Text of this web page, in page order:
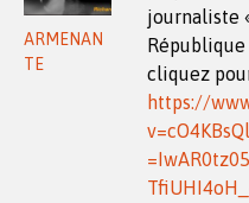
ARMENAN
TE
journaliste
cliquez
https://